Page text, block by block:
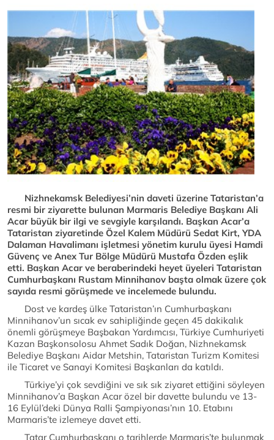
Nizhnekamsk Belediyesi’nin daveti üzerine Tataristan’a
resmi bir ziyarette bulunan Marmaris Belediye Başkanı Ali
Acar büyük bir ilgi ve sevgiyle karşılandı. Başkan Acar’a
Tataristan ziyaretinde Özel Kalem Müdürü Sedat Kirt, YDA
Dalaman Havalimanı işletmesi yönetim kurulu üyesi Hamdi
Güvenç ve Anex Tur Bölge Müdürü Mustafa Özden eşlik
etti. Başkan Acar ve beraberindeki heyet üyeleri Tataristan
Cumhurbaşkanı Rustam Minnihanov başta olmak üzere çok
sayıda resmi görüşmede ve incelemede bulundu.
Dost ve kardeş ülke Tataristan’ın Cumhurbaşkanı
Minnihanov’un sıcak ev sahipliğinde geçen 45 dakikalık
önemli görüşmeye Başbakan Yardımcısı, Türkiye Cumhuriyeti
Kazan Başkonsolosu Ahmet Sadık Doğan, Nizhnekamsk
Belediye Başkanı Aidar Metshin, Tataristan Turizm Komitesi
ile Ticaret ve Sanayi Komitesi Başkanları da katıldı.
Türkiye’yi çok sevdiğini ve sık sık ziyaret ettiğini söyleyen
Minnihanov’a Başkan Acar özel bir davette bulundu ve 13-
16 Eylül’deki Dünya Ralli Şampiyonası’nın 10. Etabını
Marmaris’te izlemeye davet etti.
Tatar Cumhurbaşkanı o tarihlerde Marmaris’te bulunmak